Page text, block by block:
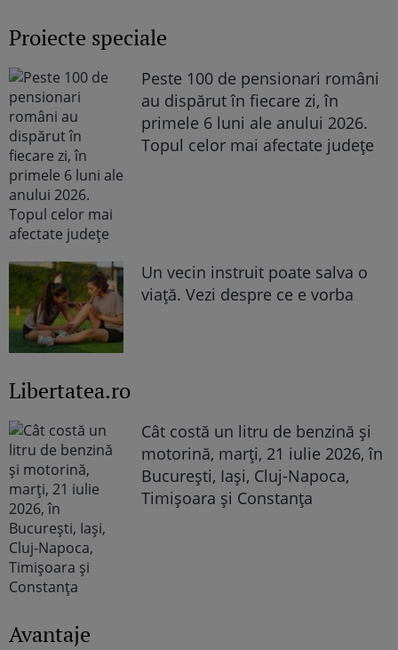
Proiecte speciale
Peste 100 de pensionari români
au dispărut în fiecare zi, în
primele 6 luni ale anului 2026.
Topul celor mai afectate județe
Un vecin instruit poate salva o
viață. Vezi despre ce e vorba
Libertatea.ro
Cât costă un litru de benzină și
motorină, marți, 21 iulie 2026, în
București, Iași, Cluj-Napoca,
Timișoara și Constanța
Avantaje